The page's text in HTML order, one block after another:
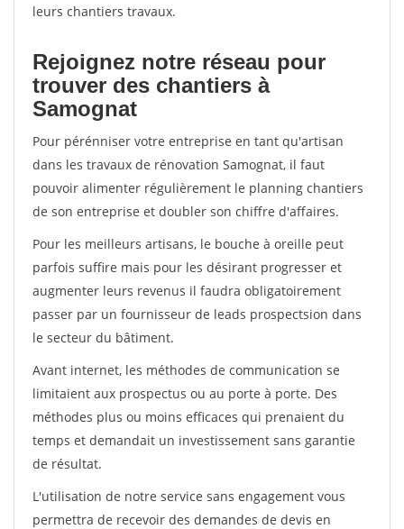
leurs chantiers travaux.
Rejoignez notre réseau pour
trouver des chantiers à
Samognat
Pour pérénniser votre entreprise en tant qu'artisan
dans les travaux de rénovation Samognat, il faut
pouvoir alimenter régulièrement le planning chantiers
de son entreprise et doubler son chiffre d'affaires.
Pour les meilleurs artisans, le bouche à oreille peut
parfois suffire mais pour les désirant progresser et
augmenter leurs revenus il faudra obligatoirement
passer par un fournisseur de leads prospectsion dans
le secteur du bâtiment.
Avant internet, les méthodes de communication se
limitaient aux prospectus ou au porte à porte. Des
méthodes plus ou moins efficaces qui prenaient du
temps et demandait un investissement sans garantie
de résultat.
L'utilisation de notre service sans engagement vous
permettra de recevoir des demandes de devis en